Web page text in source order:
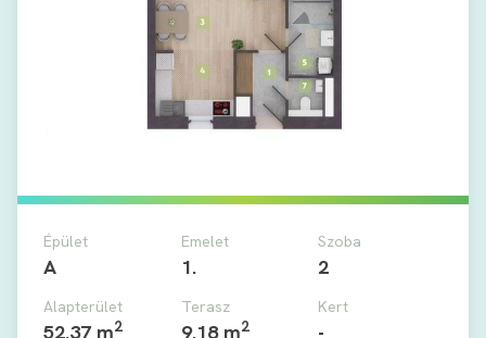
Épület
A
Emelet
1.
Szoba
2
Alapterület
52.37 m2
Terasz
9.18 m2
Kert
-